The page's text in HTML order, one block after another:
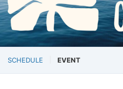
SCHEDULE EVENT